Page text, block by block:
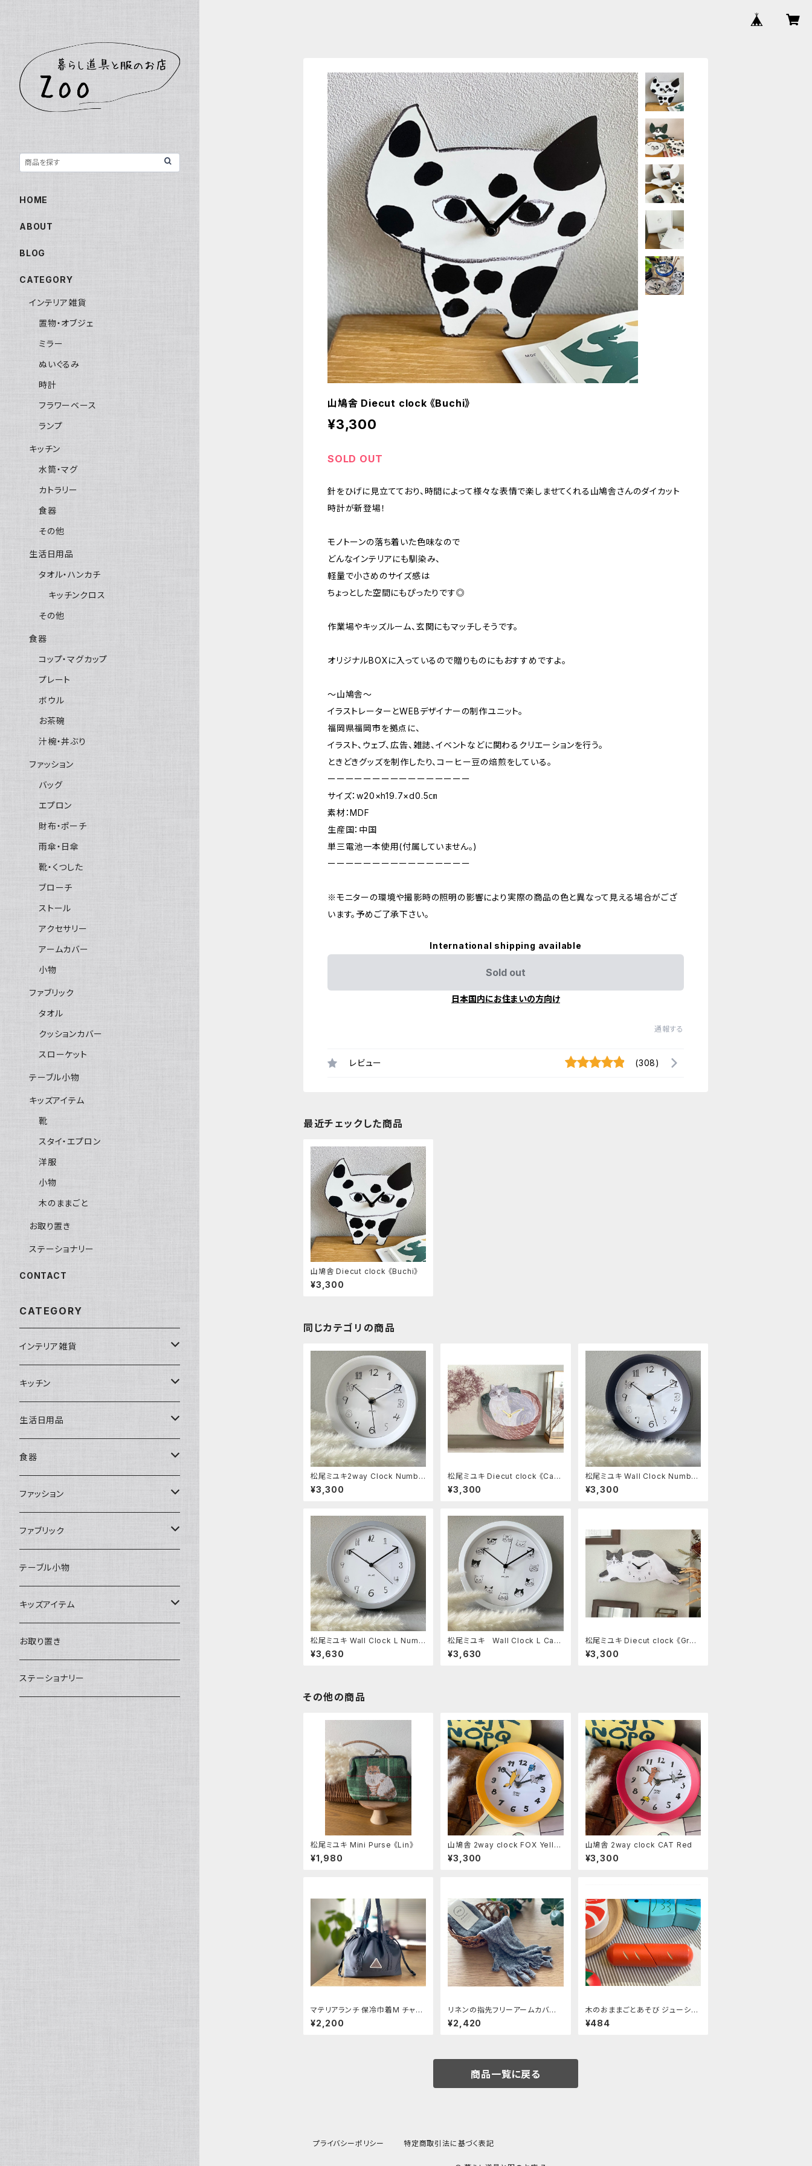
山鳩舎 Diecut clock 《Buchi》
¥3,300
SOLD OUT
針をひげに見立てており、時間によって様々な表情で楽しませてくれる山鳩舎さんのダイカット
時計が新登場！
モノトーンの落ち着いた色味なので
どんなインテリアにも馴染み、
軽量で小さめのサイズ感は
ちょっとした空間にもぴったりです◎
作業場やキッズルーム、玄関にもマッチしそうです。
オリジナルBOXに入っているので贈りものにもおすすめですよ。
〜山鳩舎〜
イラストレーターとWEBデザイナーの制作ユニット。
福岡県福岡市を拠点に、
イラスト、ウェブ、広告、雑誌、イベントなどに関わるクリエーションを行う。
ときどきグッズを制作したり、コーヒー豆の焙煎をしている。
ーーーーーーーーーーーーーーーー
サイズ：w20×h19.7×d0.5㎝
素材：MDF
生産国：中国
単三電池一本使用(付属していません。)
ーーーーーーーーーーーーーーーー
※モニターの環境や撮影時の照明の影響により実際の商品の色と異なって見える場合がござ
います。予めご了承下さい。
International shipping available
Sold out
日本国内にお住まいの方向け
通報する
レビュー (308)
最近チェックした商品
山鳩舎 Diecut clock 《Buchi》
¥3,300
同じカテゴリの商品
松尾ミユキ2way Clock Numbe
rs White
¥3,300
松尾ミユキ Diecut clock 《Cat i
n the basket》
¥3,300
松尾ミユキ Wall Clock Number
s Charcoal
¥3,300
松尾ミユキ Wall Clock L Numb
ers Gray
¥3,630
松尾ミユキ Wall Clock L Cats
White
¥3,630
松尾ミユキ Diecut clock 《Gray
cat》
¥3,300
その他の商品
松尾ミユキ Mini Purse 《Lin》
¥1,980
山鳩舎 2way clock FOX Yello
w
¥3,300
山鳩舎 2way clock CAT Red
¥3,300
マテリアランチ 保冷巾着M チャコ
ール
¥2,200
リネンの指先フリーアームカバー
【memeri】チャコール 約55㎝
¥2,420
木のおままごとあそび ジューシー
ソーセージ
¥484
商品一覧に戻る
HOME
ABOUT
BLOG
CATEGORY
インテリア雑貨
置物・オブジェ
ミラー
ぬいぐるみ
時計
フラワーベース
ランプ
キッチン
水筒・マグ
カトラリー
食器
その他
生活日用品
タオル・ハンカチ
キッチンクロス
その他
食器
コップ・マグカップ
プレート
ボウル
お茶碗
汁椀・丼ぶり
ファッション
バッグ
エプロン
財布・ポーチ
雨傘・日傘
靴・くつした
ブローチ
ストール
アクセサリー
アームカバー
小物
ファブリック
タオル
クッションカバー
スローケット
テーブル小物
キッズアイテム
靴
スタイ・エプロン
洋服
小物
木のままごと
お取り置き
ステーショナリー
CONTACT
CATEGORY
インテリア雑貨
置物・オブジェ
ミラー
ぬいぐるみ
時計
フラワーベース
ランプ
キッチン
水筒・マグ
カトラリー
食器
その他
生活日用品
タオル・ハンカチ
キッチンクロス
その他
食器
コップ・マグカップ
プレート
ボウル
お茶碗
汁椀・丼ぶり
ファッション
バッグ
エプロン
財布・ポーチ
雨傘・日傘
靴・くつした
ファブリック
タオル
クッションカバー
スローケット
テーブル小物
キッズアイテム
靴
スタイ・エプロン
お取り置き
ステーショナリー
プライバシーポリシー 特定商取引法に基づく表記